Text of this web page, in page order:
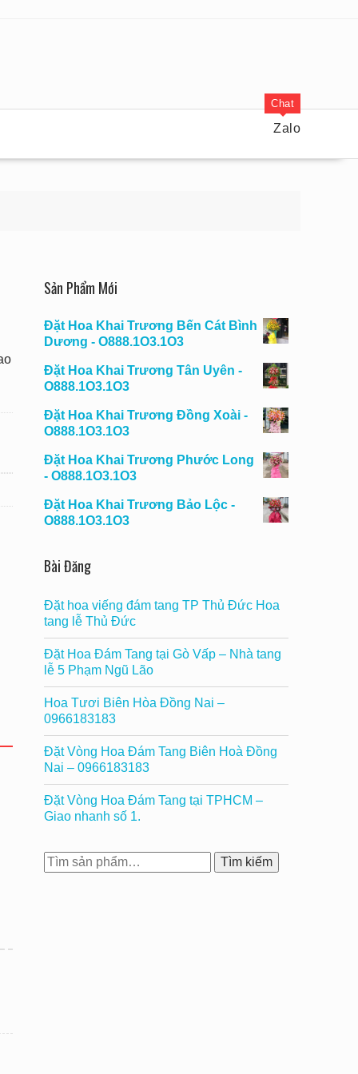
Chat
Zalo
Sản Phẩm Mới
Đặt Hoa Khai Trương Bến Cát Bình
Dương - O888.1O3.1O3
Đặt Hoa Khai Trương Tân Uyên -
O888.1O3.1O3
Đặt Hoa Khai Trương Đồng Xoài -
O888.1O3.1O3
Đặt Hoa Khai Trương Phước Long
- O888.1O3.1O3
Đặt Hoa Khai Trương Bảo Lộc -
O888.1O3.1O3
Bài Đăng
Đặt hoa viếng đám tang TP Thủ Đức Hoa
tang lễ Thủ Đức
Đặt Hoa Đám Tang tại Gò Vấp – Nhà tang
lễ 5 Phạm Ngũ Lão
Hoa Tươi Biên Hòa Đồng Nai –
0966183183
Đặt Vòng Hoa Đám Tang Biên Hoà Đồng
Nai – 0966183183
Đặt Vòng Hoa Đám Tang tại TPHCM –
Giao nhanh số 1.
Tìm
kiếm:
Tìm kiếm